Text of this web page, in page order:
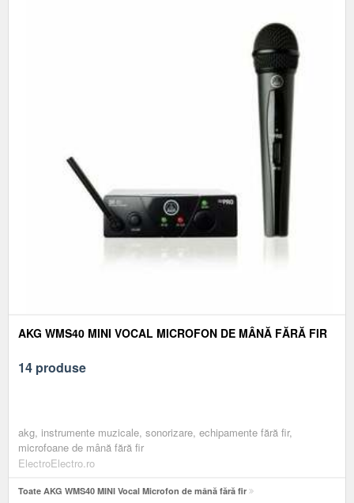
AKG WMS40 MINI VOCAL MICROFON DE MÂNĂ FĂRĂ FIR
14 produse
akg, instrumente muzicale, sonorizare, echipamente fără fir,
microfoane de mână fără fir
ElectroElectro.ro
Toate AKG WMS40 MINI Vocal Microfon de mână fără fir